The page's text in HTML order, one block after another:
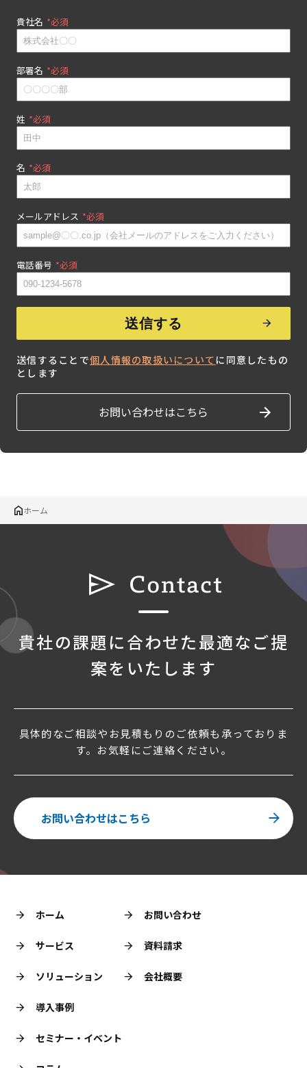
貴社名 *
部署名 *
姓 *
名 *
メールアドレス *
電話番号 *
送信することで個人情報の取扱いについてに同意したもの
とします
お問い合わせはこちら
ホーム
貴社の課題に合わせた最適なご提
案をいたします
具体的なご相談やお見積もりのご依頼も承っておりま
す。お気軽にご連絡ください。
お問い合わせはこちら
ホーム
サービス
ソリューション
導入事例
セミナー・イベント
お問い合わせ
資料請求
会社概要